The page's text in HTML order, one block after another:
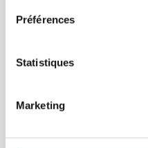
Préférences
Statistiques
Marketing
CHAUSSURE
Produits